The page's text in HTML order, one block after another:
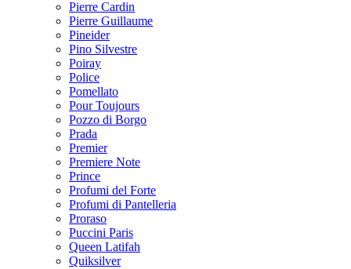
Pierre Cardin
Pierre Guillaume
Pineider
Pino Silvestre
Poiray
Police
Pomellato
Pour Toujours
Pozzo di Borgo
Prada
Premier
Premiere Note
Prince
Profumi del Forte
Profumi di Pantelleria
Proraso
Puccini Paris
Queen Latifah
Quiksilver